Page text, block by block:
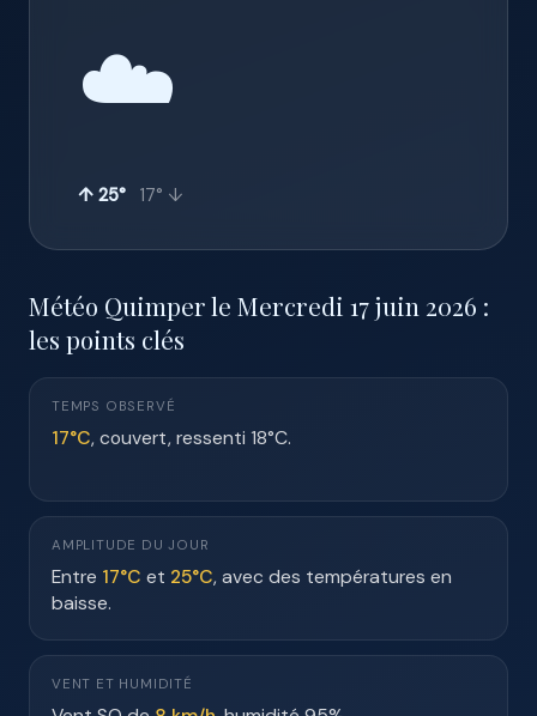
☁️
↑ 25° 17° ↓
Météo Quimper le Mercredi 17 juin 2026 :
les points clés
TEMPS OBSERVÉ
17°C, couvert, ressenti 18°C.
AMPLITUDE DU JOUR
Entre 17°C et 25°C, avec des températures en
baisse.
VENT ET HUMIDITÉ